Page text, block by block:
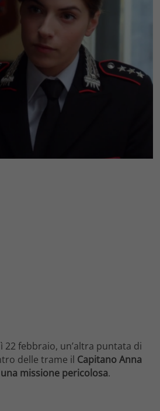
22 febbraio, un’altra puntata di
delle trame il Capitano Anna
missione pericolosa.